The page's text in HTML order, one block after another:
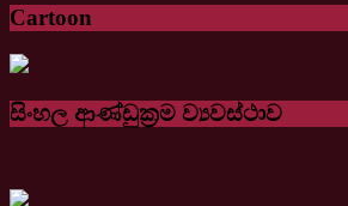
Cartoon
සිංහල ආණ්ඩුක්‍රම ව්‍යවස්ථාව